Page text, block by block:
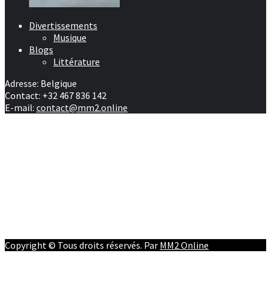
Divertissements
Musique
Blogs
Littérature
Adresse: Belgique
Contact: +32 467 836 142
E-mail: contact@mm2.online
Copyright © Tous droits réservés. Par MM2 Online